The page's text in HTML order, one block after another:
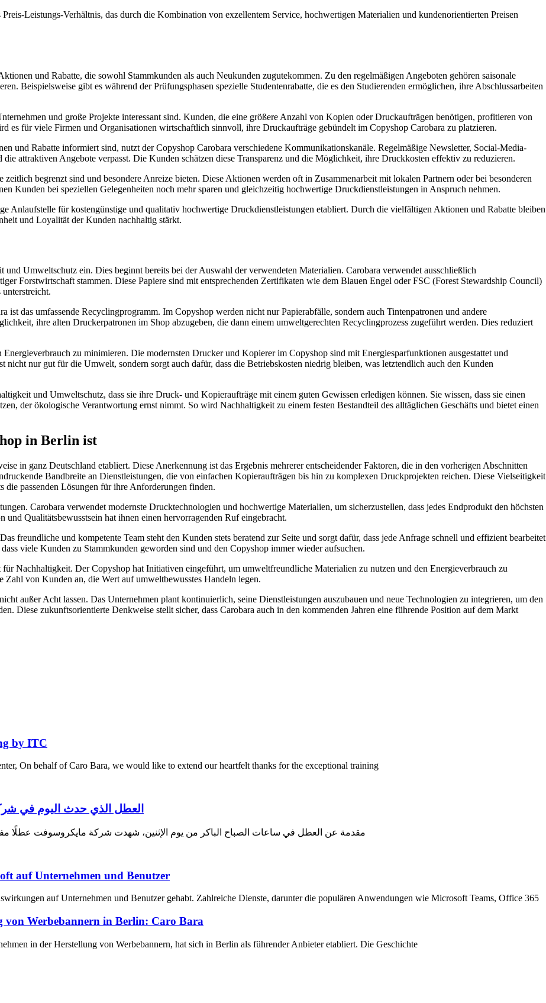
Leistungs-Verhältnis, das durch die Kombination von exzellentem Service, hochwertigen Materialien und kundenorientierten Preisen
und Rabatte, die sowohl Stammkunden als auch Neukunden zugutekommen. Zu den regelmäßigen Angeboten gehören saisonale
Beispielsweise gibt es während der Prüfungsphasen spezielle Studentenrabatte, die es den Studierenden ermöglichen, ihre Abschlussarbeiten
und große Projekte interessant sind. Kunden, die eine größere Anzahl von Kopien oder Druckaufträgen benötigen, profitieren von
es für viele Firmen und Organisationen wirtschaftlich sinnvoll, ihre Druckaufträge gebündelt im Copyshop Carobara zu platzieren.
und Rabatte informiert sind, nutzt der Copyshop Carobara verschiedene Kommunikationskanäle. Regelmäßige Newsletter, Social-Media-
die attraktiven Angebote verpasst. Die Kunden schätzen diese Transparenz und die Möglichkeit, ihre Druckkosten effektiv zu reduzieren.
begrenzt sind und besondere Anreize bieten. Diese Aktionen werden oft in Zusammenarbeit mit lokalen Partnern oder bei besonderen
Kunden bei speziellen Gelegenheiten noch mehr sparen und gleichzeitig hochwertige Druckdienstleistungen in Anspruch nehmen.
Anlaufstelle für kostengünstige und qualitativ hochwertige Druckdienstleistungen etabliert. Durch die vielfältigen Aktionen und Rabatte bleiben
und Loyalität der Kunden nachhaltig stärkt.
Umweltschutz ein. Dies beginnt bereits bei der Auswahl der verwendeten Materialien. Carobara verwendet ausschließlich
Forstwirtschaft stammen. Diese Papiere sind mit entsprechenden Zertifikaten wie dem Blauen Engel oder FSC (Forest Stewardship Council)
ist das umfassende Recyclingprogramm. Im Copyshop werden nicht nur Papierabfälle, sondern auch Tintenpatronen und andere
ihre alten Druckerpatronen im Shop abzugeben, die dann einem umweltgerechten Recyclingprozess zugeführt werden. Dies reduziert
zu minimieren. Die modernsten Drucker und Kopierer im Copyshop sind mit Energiesparfunktionen ausgestattet und
nur gut für die Umwelt, sondern sorgt auch dafür, dass die Betriebskosten niedrig bleiben, was letztendlich auch den Kunden
und Umweltschutz, dass sie ihre Druck- und Kopieraufträge mit einem guten Gewissen erledigen können. Sie wissen, dass sie einen
der ökologische Verantwortung ernst nimmt. So wird Nachhaltigkeit zu einem festen Bestandteil des alltäglichen Geschäfts und bietet einen
in Berlin ist
in ganz Deutschland etabliert. Diese Anerkennung ist das Ergebnis mehrerer entscheidender Faktoren, die in den vorherigen Abschnitten
Bandbreite an Dienstleistungen, die von einfachen Kopieraufträgen bis hin zu komplexen Druckprojekten reichen. Diese Vielseitigkeit
die passenden Lösungen für ihre Anforderungen finden.
Carobara verwendet modernste Drucktechnologien und hochwertige Materialien, um sicherzustellen, dass jedes Endprodukt den höchsten
Qualitätsbewusstsein hat ihnen einen hervorragenden Ruf eingebracht.
freundliche und kompetente Team steht den Kunden stets beratend zur Seite und sorgt dafür, dass jede Anfrage schnell und effizient bearbeitet
viele Kunden zu Stammkunden geworden sind und den Copyshop immer wieder aufsuchen.
Nachhaltigkeit. Der Copyshop hat Initiativen eingeführt, um umweltfreundliche Materialien zu nutzen und den Energieverbrauch zu
von Kunden an, die Wert auf umweltbewusstes Handeln legen.
außer Acht lassen. Das Unternehmen plant kontinuierlich, seine Dienstleistungen auszubauen und neue Technologien zu integrieren, um den
Diese zukunftsorientierte Denkweise stellt sicher, dass Carobara auch in den kommenden Jahren eine führende Position auf dem Markt
by ITC
On behalf of Caro Bara, we would like to extend our heartfelt thanks for the exceptional training
العطل الذي حدث اليوم في
مقدمة عن العطل في ساعات الصباح الباكر من يوم الإثنين، شهدت شركة مايكروسوفت عطلًا
auf Unternehmen und Benutzer
auf Unternehmen und Benutzer gehabt. Zahlreiche Dienste, darunter die populären Anwendungen wie Microsoft Teams, Office 365
von Werbebannern in Berlin: Caro Bara
in der Herstellung von Werbebannern, hat sich in Berlin als führender Anbieter etabliert. Die Geschichte